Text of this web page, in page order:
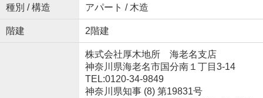
種別 / 構造 アパート / 木造
階建 2階建
株式会社厚木地所 海老名支店
神奈川県海老名市国分南１丁目3-14
TEL:0120-34-9849
神奈川県知事 (8) 第19831号